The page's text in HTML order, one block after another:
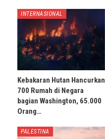
INTERNASIONAL
Kebakaran Hutan Hancurkan
700 Rumah di Negara
bagian Washington, 65.000
Orang…
PALESTINA